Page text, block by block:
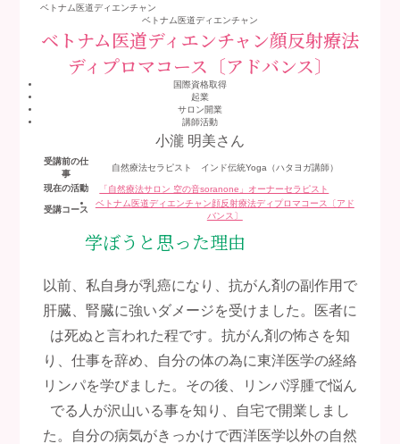
ベトナム医道ディエンチャン
ベトナム医道ディエンチャン
ベトナム医道ディエンチャン顔反射療法
ディプロマコース〔アドバンス〕
国際資格取得
起業
サロン開業
講師活動
小瀧 明美さん
受講前の仕
事
自然療法セラピスト インド伝統Yoga（ハタヨガ講師）
現在の活動 「自然療法サロン 空の音soranone」オーナーセラピスト
受講コース
ベトナム医道ディエンチャン顔反射療法ディプロマコース〔アド
バンス〕
学ぼうと思った理由
以前、私自身が乳癌になり、抗がん剤の副作用で
肝臓、腎臓に強いダメージを受けました。医者に
は死ぬと言われた程です。抗がん剤の怖さを知
り、仕事を辞め、自分の体の為に東洋医学の経絡
リンパを学びました。その後、リンパ浮腫で悩ん
でる人が沢山いる事を知り、自宅で開業しまし
た。自分の病気がきっかけで西洋医学以外の自然